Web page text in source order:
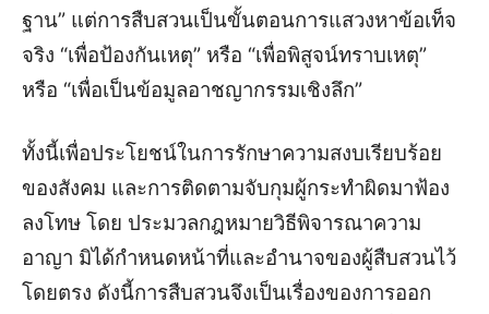
ฐาน” แต่การสืบสวนเป็นขั้นตอนการแสวงหาข้อเท็จ
จริง “เพื่อป้องกันเหตุ” หรือ “เพื่อพิสูจน์ทราบเหตุ”
หรือ “เพื่อเป็นข้อมูลอาชญากรรมเชิงลึก”
ทั้งนี้เพื่อประโยชน์ในการรักษาความสงบเรียบร้อย
ของสังคม และการติดตามจับกุมผู้กระทำผิดมาฟ้อง
ลงโทษ โดย ประมวลกฎหมายวิธีพิจารณาความ
อาญา มิได้กำหนดหน้าที่และอำนาจของผู้สืบสวนไว้
โดยตรง ดังนี้การสืบสวนจึงเป็นเรื่องของการออก